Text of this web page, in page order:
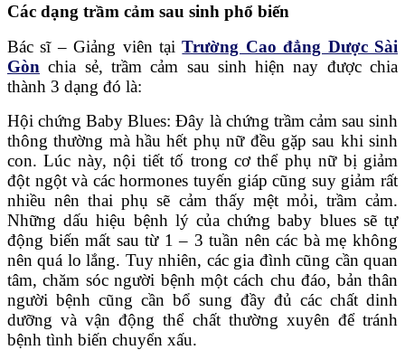
Các dạng trầm cảm sau sinh phổ biến
Bác sĩ – Giảng viên tạiTrường Cao đẳng Dược Sài
Gòn chia sẻ, trầm cảm sau sinh hiện nay được chia
thành 3 dạng đó là:
Hội chứng Baby Blues: Đây là chứng trầm cảm sau sinh
thông thường mà hầu hết phụ nữ đều gặp sau khi sinh
con. Lúc này, nội tiết tố trong cơ thể phụ nữ bị giảm
đột ngột và các hormones tuyến giáp cũng suy giảm rất
nhiều nên thai phụ sẽ cảm thấy mệt mỏi, trầm cảm.
Những dấu hiệu bệnh lý của chứng baby blues sẽ tự
động biến mất sau từ 1 – 3 tuần nên các bà mẹ không
nên quá lo lắng. Tuy nhiên, các gia đình cũng cần quan
tâm, chăm sóc người bệnh một cách chu đáo, bản thân
người bệnh cũng cần bổ sung đầy đủ các chất dinh
dưỡng và vận động thể chất thường xuyên để tránh
bệnh tình biến chuyển xấu.